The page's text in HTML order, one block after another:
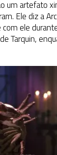
um artefato
Ele diz a
ele
Tarquin,